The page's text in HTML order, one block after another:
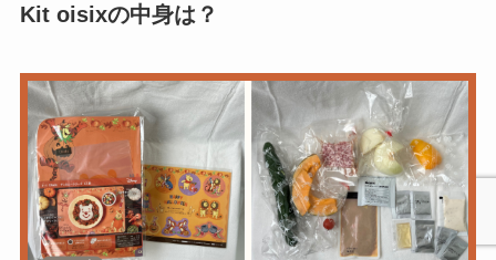
Kit oisixの中身は？